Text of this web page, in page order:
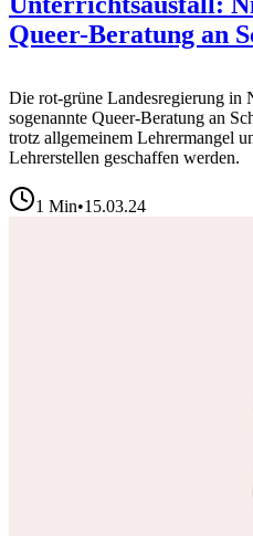
Queer-Beratung an
Die rot-grüne Landesregierung in
sogenannte Queer-Beratung an
trotz allgemeinem Lehrermangel
Lehrerstellen geschaffen werden.
1 Min•15.03.24